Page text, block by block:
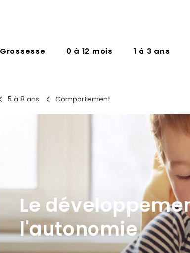
Grossesse 0 à 12 mois 1 à 3 ans
5 à 8 ans Comportement
Le
l'autonomie